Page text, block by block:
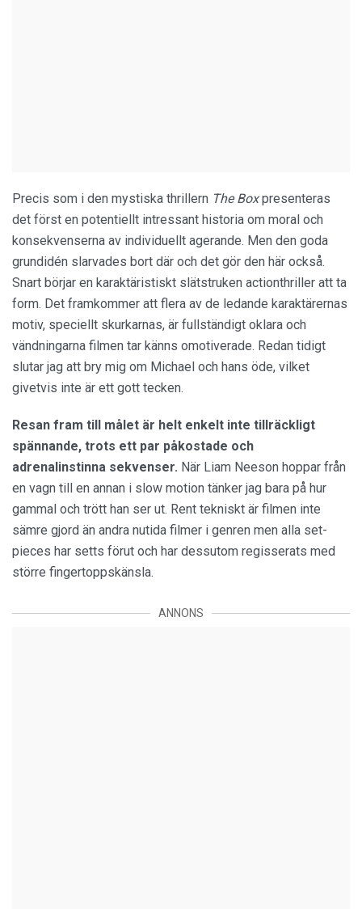
Precis som i den mystiska thrillern The Boxpresenteras
det först en potentiellt intressant historia om moral och
konsekvenserna av individuellt agerande. Men den goda
grundidén slarvades bort där och det gör den här också.
Snart börjar en karaktäristiskt slätstruken actionthriller att ta
form. Det framkommer att flera av de ledande karaktärernas
motiv, speciellt skurkarnas, är fullständigt oklara och
vändningarna filmen tar känns omotiverade. Redan tidigt
slutar jag att bry mig om Michael och hans öde, vilket
givetvis inte är ett gott tecken.
Resan fram till målet är helt enkelt inte tillräckligt
spännande, trots ett par påkostade och
adrenalinstinna sekvenser. När Liam Neeson hoppar från
en vagn till en annan i slow motion tänker jag bara på hur
gammal och trött han ser ut. Rent tekniskt är filmen inte
sämre gjord än andra nutida filmer i genren men alla set-
pieces har setts förut och har dessutom regisserats med
större fingertoppskänsla.
ANNONS